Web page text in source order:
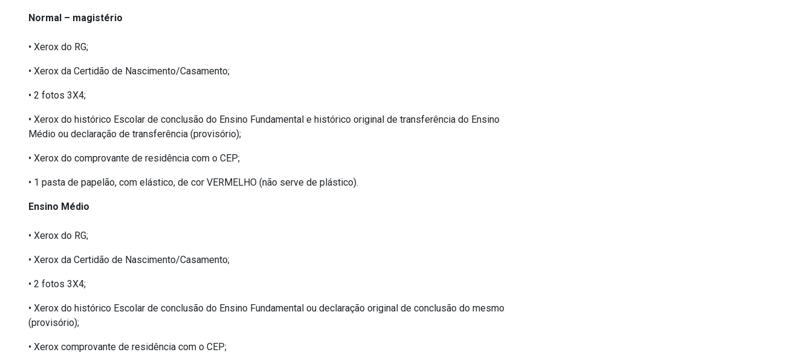
Normal – magistério
• Xerox do RG;
• Xerox da Certidão de Nascimento/Casamento;
• 2 fotos 3X4;
• Xerox do histórico Escolar de conclusão do Ensino Fundamental e histórico original de transferência do Ensino
Médio ou declaração de transferência (provisório);
• Xerox do comprovante de residência com o CEP;
• 1 pasta de papelão, com elástico, de cor VERMELHO (não serve de plástico).
Ensino Médio
• Xerox do RG;
• Xerox da Certidão de Nascimento/Casamento;
• 2 fotos 3X4;
• Xerox do histórico Escolar de conclusão do Ensino Fundamental ou declaração original de conclusão do mesmo
(provisório);
• Xerox comprovante de residência com o CEP;